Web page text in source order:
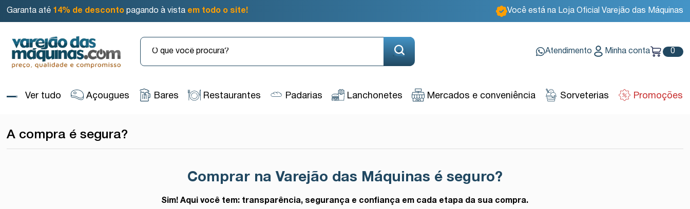
Garanta até 14% de desconto pagando à vista em todo o site! Você está na Loja Oficial Varejão das Máquinas
Atendimento Minha conta 0
Ver tudo Açougues Bares Restaurantes Padarias Lanchonetes Mercados e conveniência Sorveterias Promoções
A compra é segura?
Comprar na Varejão das Máquinas é seguro?
Sim! Aqui você tem: transparência, segurança e confiança em cada etapa da sua compra.